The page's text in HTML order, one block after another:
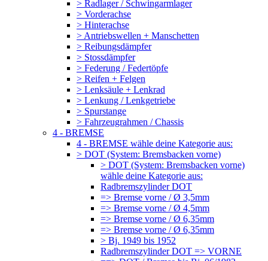
> Radlager / Schwingarmlager
> Vorderachse
> Hinterachse
> Antriebswellen + Manschetten
> Reibungsdämpfer
> Stossdämpfer
> Federung / Federtöpfe
> Reifen + Felgen
> Lenksäule + Lenkrad
> Lenkung / Lenkgetriebe
> Spurstange
> Fahrzeugrahmen / Chassis
4 - BREMSE
4 - BREMSE wähle deine Kategorie aus:
> DOT (System: Bremsbacken vorne)
> DOT (System: Bremsbacken vorne)
wähle deine Kategorie aus:
Radbremszylinder DOT
=> Bremse vorne / Ø 3,5mm
=> Bremse vorne / Ø 4,5mm
=> Bremse vorne / Ø 6,35mm
=> Bremse vorne / Ø 6,35mm
> Bj. 1949 bis 1952
Radbremszylinder DOT => VORNE